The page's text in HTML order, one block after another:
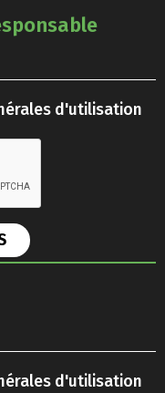
d'utilisation
d'utilisation